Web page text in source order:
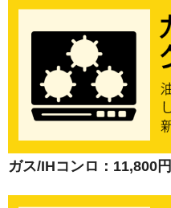
ガス/IHコンロ：11,800円